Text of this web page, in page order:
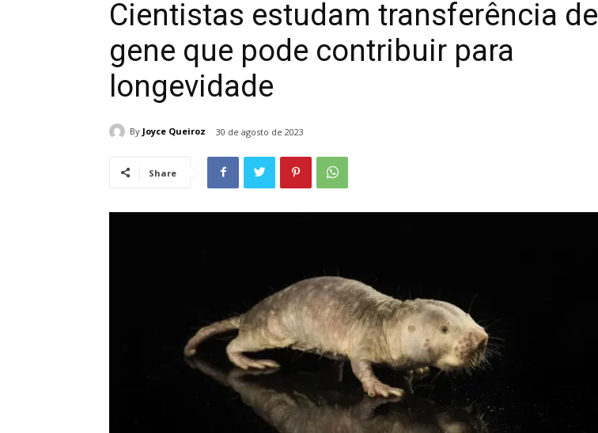
Cientistas estudam transferência de
gene que pode contribuir para
longevidade
By Joyce Queiroz 30 de agosto de 2023
Share